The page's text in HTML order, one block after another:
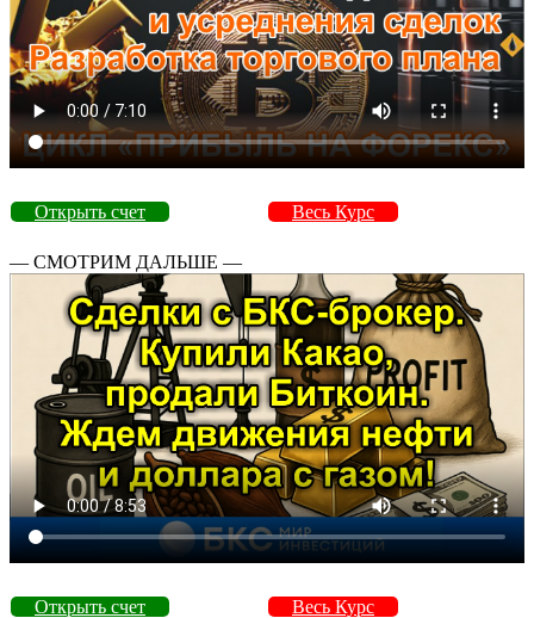
Открыть счет Весь Курс
— СМОТРИМ ДАЛЬШЕ —
Открыть счет Весь Курс